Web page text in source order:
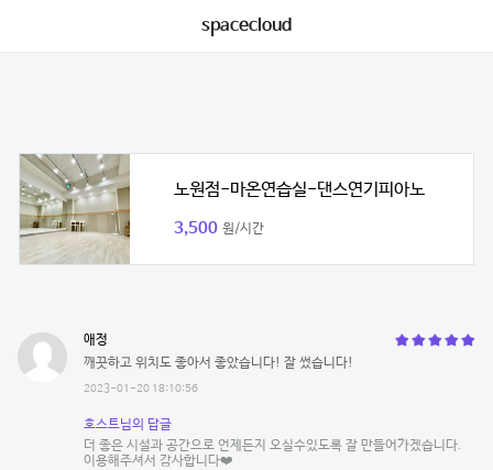
spacecloud
노원점-마온연습실-댄스연기피아노
3,500 원/시간
애정
깨끗하고 위치도 좋아서 좋았습니다! 잘 썼습니다!
2023-01-20 18:10:56
호스트님의 답글
더 좋은 시설과 공간으로 언제든지 오실수있도록 잘 만들어가겠습니다.
이용해주셔서 감사합니다❤️